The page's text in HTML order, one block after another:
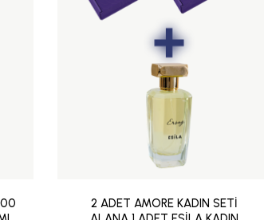
2 ADET AMORE KADIN SETİ